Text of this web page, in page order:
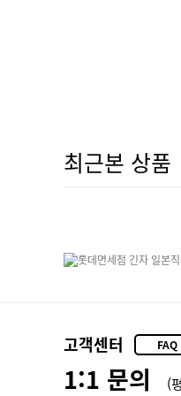
최근본 상품
고객센터 FAQ
1:1 문의 (